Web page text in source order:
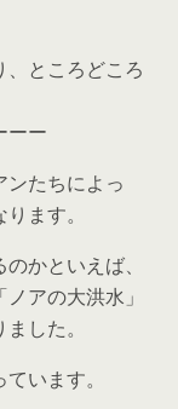
ところどころ
ーー
ンたちによっ
ます。
かといえば、
アの大洪水」
した。
います。